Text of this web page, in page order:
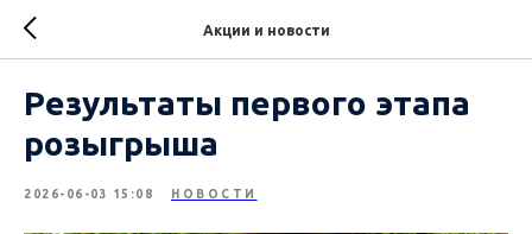
Акции и новости
Результаты первого этапа
розыгрыша
2026-06-03 15:08 НОВОСТИ